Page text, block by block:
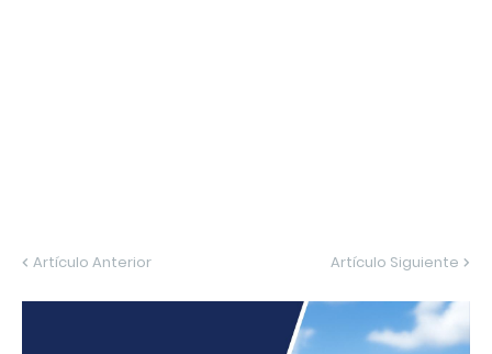
Artículo Anterior Artículo Siguiente